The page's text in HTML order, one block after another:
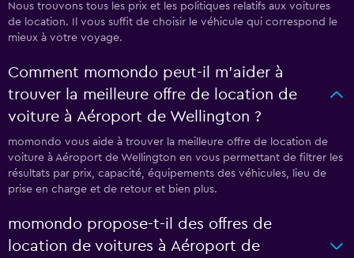
Nous trouvons tous les prix et les politiques relatifs aux voitures
de location. Il vous suffit de choisir le véhicule qui correspond le
mieux à votre voyage.
Comment momondo peut-il m’aider à
trouver la meilleure offre de location de
voiture à Aéroport de Wellington ?
momondo vous aide à trouver la meilleure offre de location de
voiture à Aéroport de Wellington en vous permettant de filtrer les
résultats par prix, capacité, équipements des véhicules, lieu de
prise en charge et de retour et bien plus.
momondo propose-t-il des offres de
location de voitures à Aéroport de